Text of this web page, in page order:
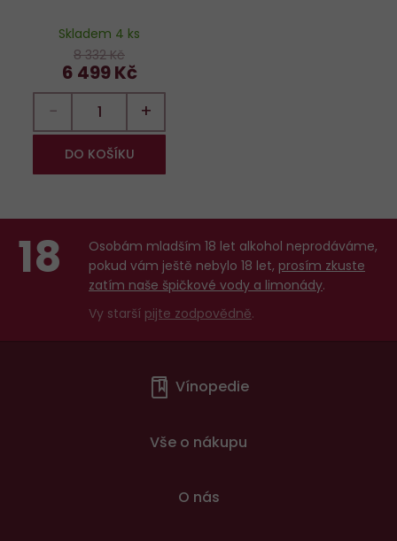
Skladem 4 ks
8 332 Kč
6 499 Kč
− +
DO KOŠÍKU
18
Osobám mladším 18 let alkohol neprodáváme,
pokud vám ještě nebylo 18 let, prosím zkuste
zatím naše špičkové vody a limonády.
Vy starší pijte zodpovědně.
Vínopedie
Vše o nákupu
O nás